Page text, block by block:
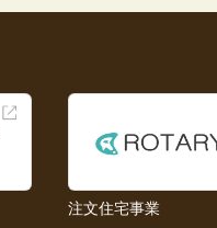
注文住宅事業